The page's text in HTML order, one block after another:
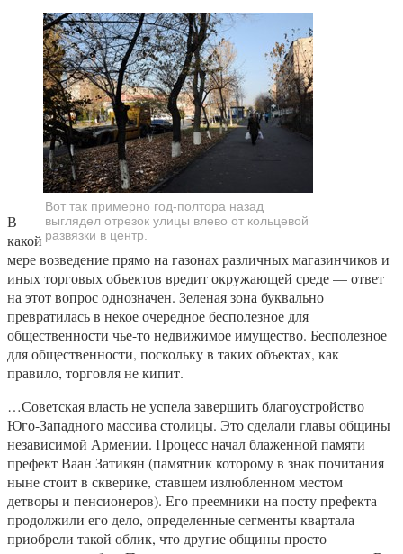
Вот так примерно год-полтора назад
выглядел отрезок улицы влево от кольцевой
развязки в центр.
В
какой
мере возведение прямо на газонах различных магазинчиков и
иных торговых объектов вредит окружающей среде — ответ
на этот вопрос однозначен. Зеленая зона буквально
превратилась в некое очередное бесполезное для
общественности чье-то недвижимое имущество. Бесполезное
для общественности, поскольку в таких объектах, как
правило, торговля не кипит.
…Советская власть не успела завершить благоустройство
Юго-Западного массива столицы. Это сделали главы общины
независимой Армении. Процесс начал блаженной памяти
префект Ваан Затикян (памятник которому в знак почитания
ныне стоит в скверике, ставшем излюбленном местом
детворы и пенсионеров). Его преемники на посту префекта
продолжили его дело, определенные сегменты квартала
приобрели такой облик, что другие общины просто